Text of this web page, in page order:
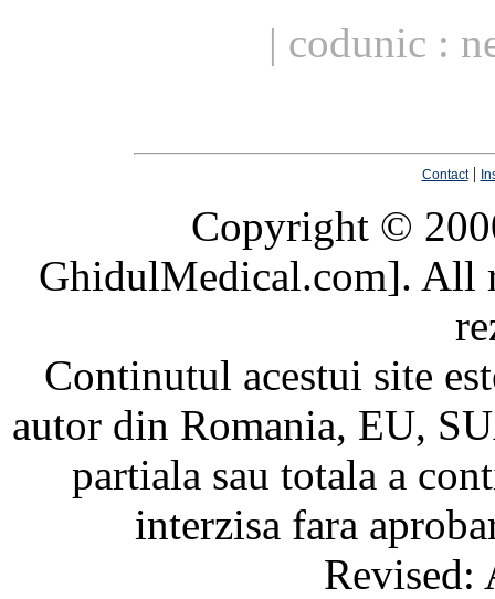
| codunic :
Contact|
Copyright ©
GhidulMedical.com]. All
Continutul acestui site
autor din Romania, EU,
partiala sau totala a
interzisa fara
Revised: